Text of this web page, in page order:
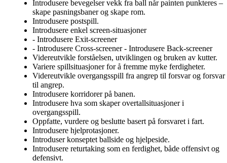
Introdusere bevegelser vekk fra ball når painten punkteres –
skape pasningsbaner og skape rom.
Introdusere postspill.
Introdusere enkel screen-situasjoner
- Introdusere Exit-screener
- Introdusere Cross-screener - Introdusere Back-screener
Videreutvikle forståelsen, utviklingen og bruken av kutter.
Variere spillsituasjoner for å fremme myke ferdigheter.
Videreutvikle overgangsspill fra angrep til forsvar og forsvar
til angrep.
Introdusere korridorer på banen.
Introdusere hva som skaper overtallsituasjoner i
overgangsspill.
Oppfatte, vurdere og beslutte basert på forsvaret i fart.
Introdusere hjelprotasjoner.
Introduser konseptet ballside og hjelpeside.
Introdusere returtaking som en ferdighet, både offensivt og
defensivt.